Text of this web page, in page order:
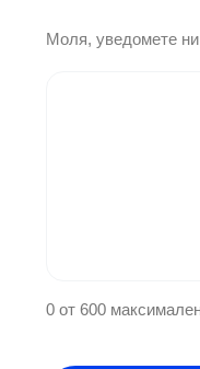
Моля, уведомете
0 от 600